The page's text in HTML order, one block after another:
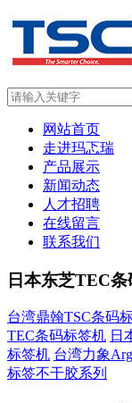
网站首页
走进玛忑瑞
产品展示
新闻动态
人才招聘
在线留言
联系我们
日本东芝TEC
台湾鼎翰TSC条码
TEC条码标签机 日
标签机 台湾力象
标签不干胶系列